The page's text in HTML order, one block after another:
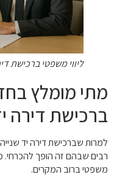
ליווי משפטי ברכישת
מתי מומלץ
ברכישת דירה
למרות שברכישת דירה יד
רבים שבהם זה הופך להכרחי.
משפטי ברוב המקרים.